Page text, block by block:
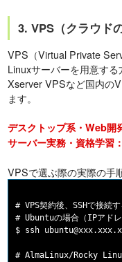
3. VPS（クラウド
VPS（Virtual Private
Linuxサーバーを用意す
Xserver VPSなど国内の
ます。
デスクトップ系・Web
サーバー実務・資格学
VPSで選ぶ際の実際の手
# VPS契約後、SSHで接続す
# Ubuntuの場合（IPアドレ
$ ssh
# AlmaLinux/Rocky